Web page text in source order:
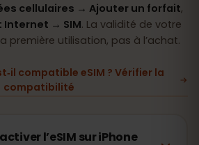
cellulaires → Ajouter un forfait,
Internet → SIM. La validité de votre
première utilisation, pas à l’achat.
compatible eSIM ? Vérifier la
compatibilité
l’eSIM sur iPhone